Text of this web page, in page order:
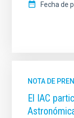
Fecha de
NOTA DE
El IAC